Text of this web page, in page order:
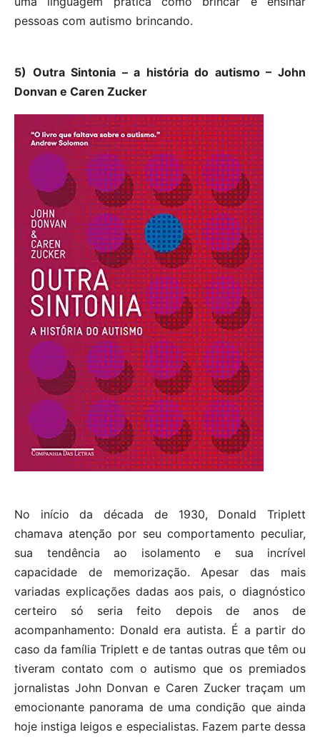
pessoas com autismo brincando.
5) Outra Sintonia – a história do autismo – John
Donvan e Caren Zucker
No início da década de 1930, Donald Triplett
chamava atenção por seu comportamento peculiar,
sua tendência ao isolamento e sua incrível
capacidade de memorização. Apesar das mais
variadas explicações dadas aos pais, o diagnóstico
certeiro só seria feito depois de anos de
acompanhamento: Donald era autista. É a partir do
caso da família Triplett e de tantas outras que têm ou
tiveram contato com o autismo que os premiados
jornalistas John Donvan e Caren Zucker traçam um
emocionante panorama de uma condição que ainda
hoje instiga leigos e especialistas. Fazem parte dessa